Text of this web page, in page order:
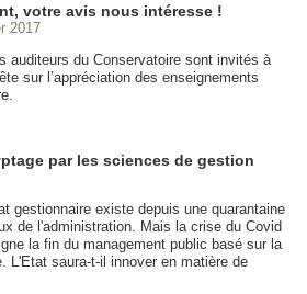
votre avis nous intéresse !
2017
auditeurs du Conservatoire sont invités à
sur l’appréciation des enseignements
par les sciences de gestion
gestionnaire existe depuis une quarantaine
de l'administration. Mais la crise du Covid
la fin du management public basé sur la
L'Etat saura-t-il innover en matière de